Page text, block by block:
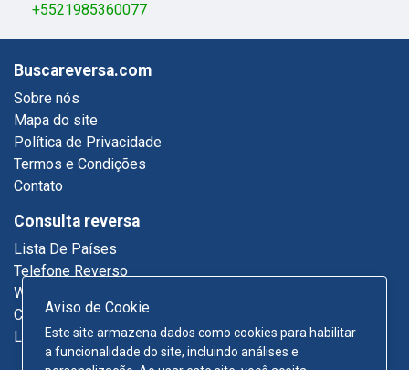
+5521985360077
Aviso de Cookie
Este site armazena dados como cookies para habilitar
a funcionalidade do site, incluindo análises e
Buscareversa.com
Sobre nós
Mapa do site
Política de Privacidade
Termos e Condições
Contato
Consulta reversa
Lista De Países
Telefone Reverso
Who Called Me
Consulta De Email
Lista Telefônica